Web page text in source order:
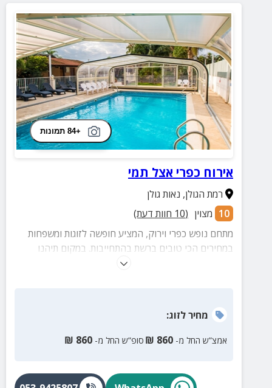
+84 תמונות
אירוח כפרי אצל תמי
רמת הגולן, נאות גולן
10 מצוין (
10 חוות דעת)
מתחם נופש כפרי וירוק, המציע חופשה לזוגות ומשפחות
במחירים הכי טובים ברשת בהתחייבות. במקום תיהנו
מבקתות עץ, בריכה מחוממת, ג'קוזי, חדר אוכל ומטבח
מחירלזוג:
אמצ”ש החל מ- 860
₪ סופ”ש החל מ- 860
₪